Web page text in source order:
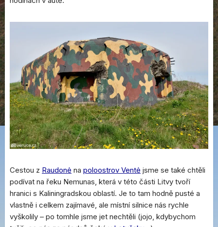
Cestou z Raudonė na poloostrov Ventė jsme se také chtěli
podívat na řeku Nemunas, která v této části Litvy tvoří
hranici s Kaliningradskou oblastí. Je to tam hodně pusté a
vlastně i celkem zajímavé, ale místní silnice nás rychle
vyškolily – po tomhle jsme jet nechtěli (jojo, kdybychom